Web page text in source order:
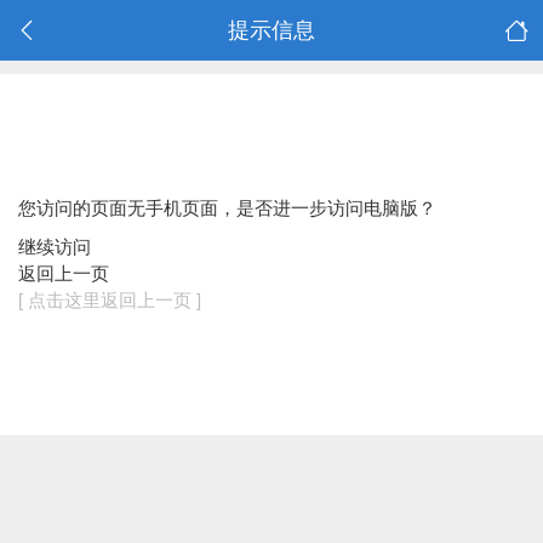
提示信息
您访问的页面无手机页面，是否进一步访问电脑版？
继续访问
返回上一页
[ 点击这里返回上一页 ]